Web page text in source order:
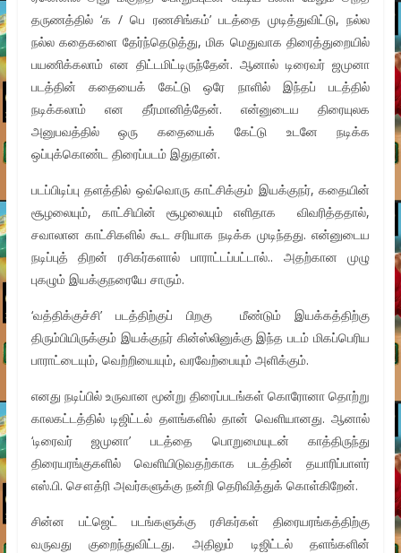
தருணத்தில் ‘க / பெ ரணசிங்கம்’ படத்தை முடித்துவிட்டு, நல்ல
நல்ல கதைகளை தேர்ந்தெடுத்து, மிக மெதுவாக திரைத்துறையில்
பயணிக்கலாம் என திட்டமிட்டிருந்தேன். ஆனால் டிரைவர் ஜமுனா
படத்தின் கதையைக் கேட்டு ஒரே நாளில் இந்தப் படத்தில்
நடிக்கலாம் என தீர்மானித்தேன். என்னுடைய திரையுலக
அனுபவத்தில் ஒரு கதையைக் கேட்டு உடனே நடிக்க
ஒப்புக்கொண்ட திரைப்படம் இதுதான்.
படப்பிடிப்பு தளத்தில் ஒவ்வொரு காட்சிக்கும் இயக்குநர், கதையின்
சூழலையும், காட்சியின் சூழலையும் எளிதாக விவரித்ததால்,
சவாலான காட்சிகளில் கூட சரியாக நடிக்க முடிந்தது. என்னுடைய
நடிப்புத் திறன் ரசிகர்களால் பாராட்டப்பட்டால்.. அதற்கான முழு
புகழும் இயக்குநரையே சாரும்.‌
‘வத்திக்குச்சி’ படத்திற்குப் பிறகு மீண்டும் இயக்கத்திற்கு
திரும்பியிருக்கும் இயக்குநர் கின்ஸ்லினுக்கு இந்த படம் மிகப்பெரிய
பாராட்டையும், வெற்றியையும், வரவேற்பையும் அளிக்கும்.
எனது நடிப்பில் உருவான மூன்று திரைப்படங்கள் கொரோனா தொற்று
காலகட்டத்தில் டிஜிட்டல் தளங்களில் தான் வெளியானது. ஆனால்
‘டிரைவர் ஜமுனா’ படத்தை பொறுமையுடன் காத்திருந்து
திரையரங்குகளில் வெளியிடுவதற்காக படத்தின் தயாரிப்பாளர்
எஸ்.பி. சௌத்ரி அவர்களுக்கு நன்றி தெரிவித்துக் கொள்கிறேன்.
சின்ன பட்ஜெட் படங்களுக்கு ரசிகர்கள் திரையரங்கத்திற்கு
வருவது குறைந்துவிட்டது. அதிலும் டிஜிட்டல் தளங்களின்